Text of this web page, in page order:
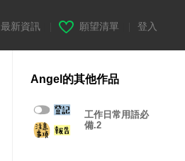
最新資訊 願望清單 登入
Angel的其他作品
工作日常用語必
備.2